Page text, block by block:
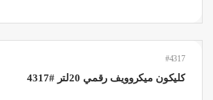
#4317
كليكون ميكروويف رقمي 20لتر #4317